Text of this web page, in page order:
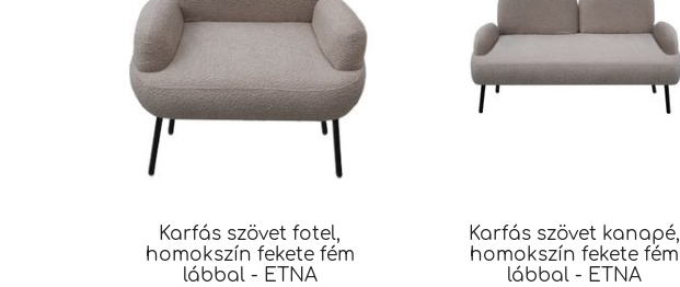
Karfás szövet fotel,
homokszín fekete fém
lábbal - ETNA
Karfás szövet kanapé,
homokszín fekete fém
lábbal - ETNA